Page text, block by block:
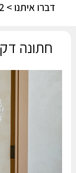
דברו איתנו > 072-216-0052